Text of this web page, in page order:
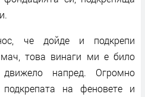
че дойде и подкрепи
това винаги ми е било
напред. Огромно
на феновете и